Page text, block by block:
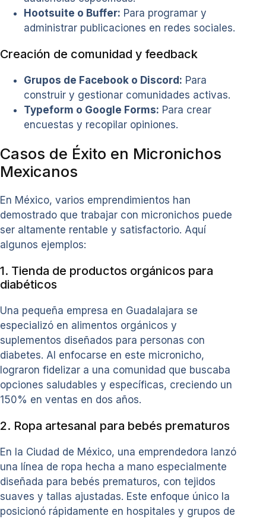
Hootsuite o Buffer: Para programar y
administrar publicaciones en redes sociales.
Creación de comunidad y feedback
Grupos de Facebook o Discord: Para
construir y gestionar comunidades activas.
Typeform o Google Forms: Para crear
encuestas y recopilar opiniones.
Casos de Éxito en Micronichos
Mexicanos
En México, varios emprendimientos han
demostrado que trabajar con micronichos puede
ser altamente rentable y satisfactorio. Aquí
algunos ejemplos:
1. Tienda de productos orgánicos para
diabéticos
Una pequeña empresa en Guadalajara se
especializó en alimentos orgánicos y
suplementos diseñados para personas con
diabetes. Al enfocarse en este micronicho,
lograron fidelizar a una comunidad que buscaba
opciones saludables y específicas, creciendo un
150% en ventas en dos años.
2. Ropa artesanal para bebés prematuros
En la Ciudad de México, una emprendedora lanzó
una línea de ropa hecha a mano especialmente
diseñada para bebés prematuros, con tejidos
suaves y tallas ajustadas. Este enfoque único la
posicionó rápidamente en hospitales y grupos de